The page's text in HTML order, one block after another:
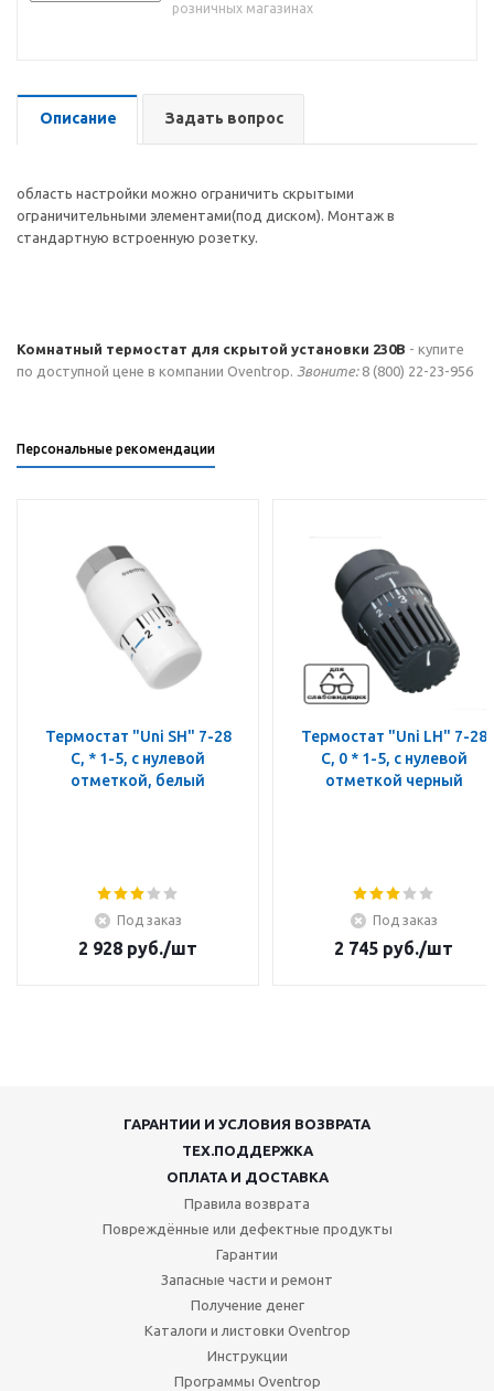
розничных магазинах
Описание Задать вопрос
область настройки можно ограничить скрытыми
ограничительными элементами(под диском). Монтаж в
стандартную встроенную розетку.
Комнатный термостат для скрытой установки 230В - купите
по доступной цене в компании Oventrop. Звоните:8 (800) 22-23-956
Персональные рекомендации
Термостат "Uni SH" 7-28
C, * 1-5, с нулевой
отметкой, белый
Под заказ
2 928 руб./шт
Термостат "Uni LH" 7-28
C, 0 * 1-5, с нулевой
отметкой черный
Под заказ
2 745 руб./шт
ГАРАНТИИ И УСЛОВИЯ ВОЗВРАТА
ТЕХ.ПОДДЕРЖКА
ОПЛАТА И ДОСТАВКА
Правила возврата
Повреждённые или дефектные продукты
Гарантии
Запасные части и ремонт
Получение денег
Каталоги и листовки Oventrop
Инструкции
Программы Oventrop